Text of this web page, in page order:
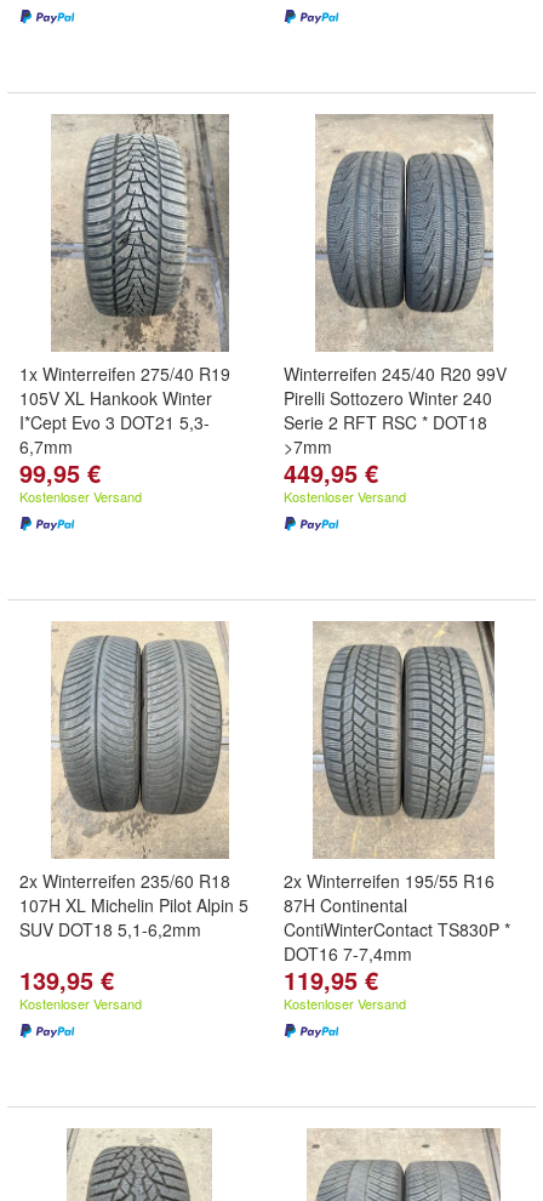
1x Winterreifen 275/40 R19
105V XL Hankook Winter
I*Cept Evo 3 DOT21 5,3-
6,7mm
99,95 €
Kostenloser Versand
Winterreifen 245/40 R20 99V
Pirelli Sottozero Winter 240
Serie 2 RFT RSC * DOT18
>7mm
449,95 €
Kostenloser Versand
2x Winterreifen 235/60 R18
107H XL Michelin Pilot Alpin 5
SUV DOT18 5,1-6,2mm
139,95 €
Kostenloser Versand
2x Winterreifen 195/55 R16
87H Continental
ContiWinterContact TS830P *
DOT16 7-7,4mm
119,95 €
Kostenloser Versand